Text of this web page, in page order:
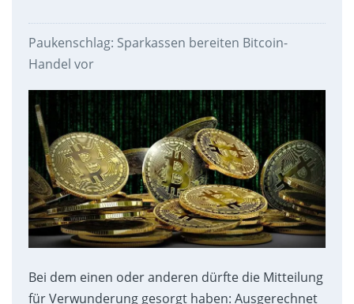
Paukenschlag: Sparkassen bereiten Bitcoin-
Handel vor
Bei dem einen oder anderen dürfte die Mitteilung
für Verwunderung gesorgt haben: Ausgerechnet